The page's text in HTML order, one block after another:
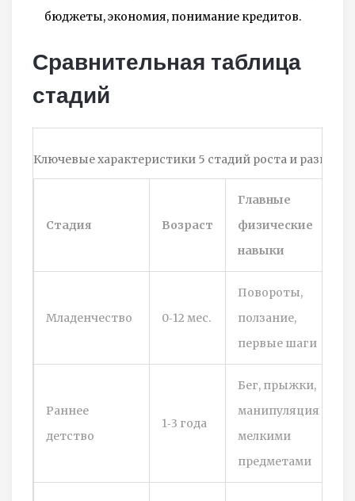
бюджеты, экономия, понимание кредитов.
Сравнительная таблица
стадий
Ключевые характеристики 5 стадий роста и
Стадия Возраст
Главные
физические
навыки
Младенчество 0‑12 мес.
Повороты,
ползание,
первые шаги
Раннее
детство
1‑3 года
Бег, прыжки,
манипуляция
мелкими
предметами